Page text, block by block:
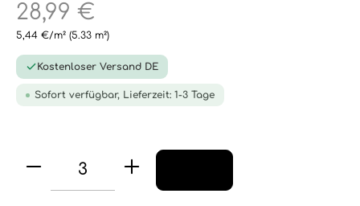
28,99 €
5,44 €/m² (5.33 m²)
Kostenloser Versand DE
Sofort verfügbar, Lieferzeit: 1-3 Tage